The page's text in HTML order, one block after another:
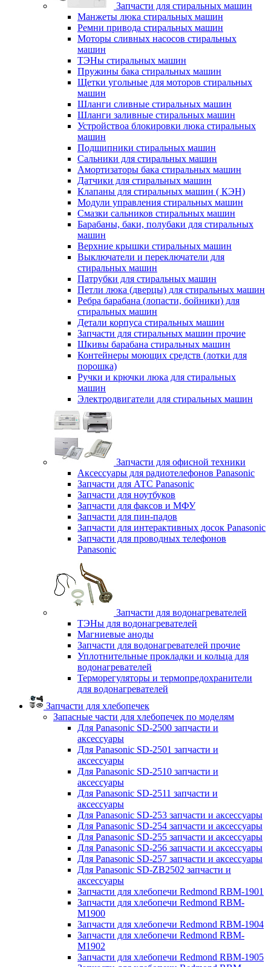
Запчасти для стиральных машин
Манжеты люка стиральных машин
Ремни привода стиральных машин
Моторы сливных насосов стиральных
машин
ТЭНы стиральных машин
Пружины бака стиральных машин
Щетки угольные для моторов стиральных
машин
Шланги сливные стиральных машин
Шланги заливные стиральных машин
Устройствоа блокировки люка стиральных
машин
Подшипники стиральных машин
Сальники для стиральных машин
Амортизаторы бака стиральных машин
Датчики для стиральных машин
Клапаны для стиральных машин ( КЭН)
Модули управления стиральных машин
Смазки сальников стиральных машин
Барабаны, баки, полубаки для стиральных
машин
Верхние крышки стиральных машин
Выключатели и переключатели для
стиральных машин
Патрубки для стиральных машин
Петли люка (дверцы) для стиральных машин
Ребра барабана (лопасти, бойники) для
стиральных машин
Детали корпуса стиральных машин
Запчасти для стиральных машин прочие
Шкивы барабана стиральных машин
Контейнеры моющих средств (лотки для
порошка)
Ручки и крючки люка для стиральных
машин
Электродвигатели для стиральных машин
Запчасти для офисной техники
Аксессуары для радиотелефонов Panasonic
Запчасти для АТС Panasonic
Запчасти для ноутбуков
Запчасти для факсов и МФУ
Запчасти для пин-падов
Запчасти для интерактивных досок Panasonic
Запчасти для проводных телефонов
Panasonic
Запчасти для водонагревателей
ТЭНы для водонагревателей
Магниевые аноды
Запчасти для водонагревателей прочие
Уплотнительные прокладки и кольца для
водонагревателей
Терморегуляторы и термопредохранители
для водонагревателей
Запчасти для хлебопечек
Запасные части для хлебопечек по моделям
Для Panasonic SD-2500 запчасти и
аксессуары
Для Panasonic SD-2501 запчасти и
аксессуары
Для Panasonic SD-2510 запчасти и
аксессуары
Для Panasonic SD-2511 запчасти и
аксессуары
Для Panasonic SD-253 запчасти и аксессуары
Для Panasonic SD-254 запчасти и аксессуары
Для Panasonic SD-255 запчасти и аксессуары
Для Panasonic SD-256 запчасти и аксессуары
Для Panasonic SD-257 запчасти и аксессуары
Для Panasonic SD-ZB2502 запчасти и
аксессуары
Запчасти для хлебопечи Redmond RBM-1901
Запчасти для хлебопечи Redmond RBM-
M1900
Запчасти для хлебопечи Redmond RBM-1904
Запчасти для хлебопечи Redmond RBM-
M1902
Запчасти для хлебопечи Redmond RBM-1905